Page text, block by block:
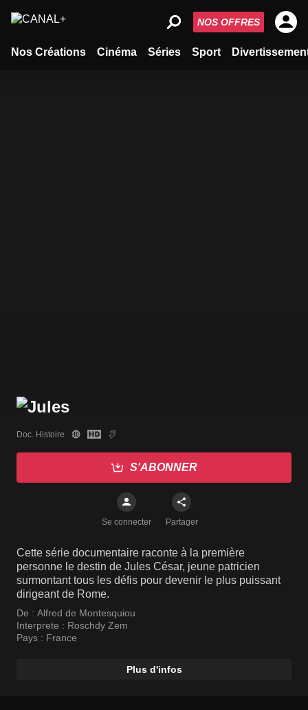
Nos Créations Cinéma Séries Sport
NOS OFFRES
Doc. Histoire
S'ABONNER
Se connecter Partager
Cette série documentaire raconte à la première
personne le destin de Jules César, jeune patricien
surmontant tous les défis pour devenir le plus puissant
dirigeant de Rome.
De : Alfred de Montesquiou
Interprete : Roschdy Zem
Pays : France
Plus d'infos